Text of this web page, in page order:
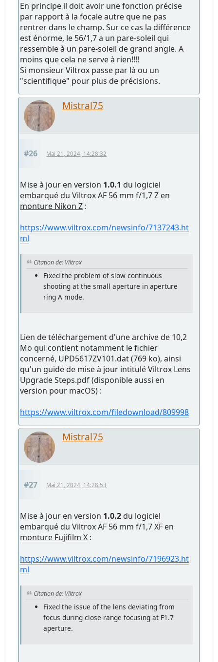
En principe il doit avoir une fonction précise
par rapport à la focale autre que ne pas
rentrer dans le champ. Sur ce cas la différence
est énorme, le 56/1,7 a un pare-soleil qui
ressemble à un pare-soleil de grand angle. A
moins que cela ne serve à rien!!!!
Si monsieur Viltrox passe par là ou un
"scientifique" pour plus de précisions.
Mistral75
#26 Mai 21, 2024, 14:28:32
Mise à jour en version 1.0.1 du logiciel
embarqué du Viltrox AF 56 mm f/1,7 Z en
monture Nikon Z :
https://www.viltrox.com/newsinfo/7137243.ht
ml
Citation de: Viltrox
Fixed the problem of slow continuous
shooting at the small aperture in aperture
ring A mode.
Lien de téléchargement d'une archive de 10,2
Mo qui contient notamment le fichier
concerné, UPD5617ZV101.dat (769 ko), ainsi
qu'un guide de mise à jour intitulé Viltrox Lens
Upgrade Steps.pdf (disponible aussi en
version pour macOS) :
https://www.viltrox.com/filedownload/809998
Mistral75
#27 Mai 21, 2024, 14:28:53
Mise à jour en version 1.0.2 du logiciel
embarqué du Viltrox AF 56 mm f/1,7 XF en
monture Fujifilm X :
https://www.viltrox.com/newsinfo/7196923.ht
ml
Citation de: Viltrox
Fixed the issue of the lens deviating from
focus during close-range focusing at F1.7
aperture.